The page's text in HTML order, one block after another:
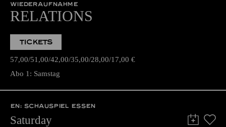
WIEDERAUFNAHME
RELATIONS
TICKETS
57,00 51,00 42,00 35,00 28,00 17,00 €
Abo 1: Samstag
EN: SCHAUSPIEL ESSEN
Saturday